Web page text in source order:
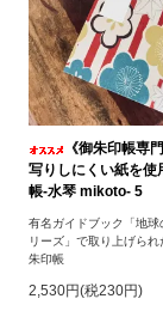
《御朱印帳専
写りしにくい紙を
帳-水琴 mikoto- 5
有名ガイドブック「地球
リーズ」で取り上げら
朱印帳
2,530円(税230円)